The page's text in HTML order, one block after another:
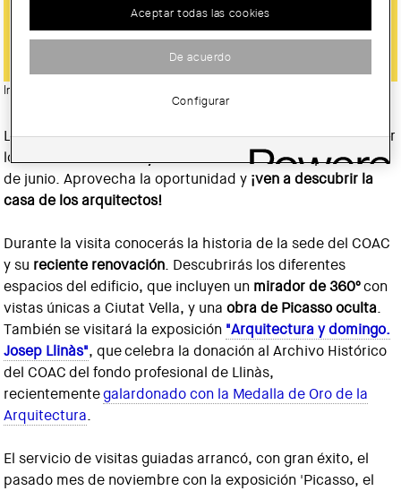
CONOCER LA SEDE DEL COAC Y LA
EXPOSICIÓN DE LLINÀS
Imatge:
Las visitas guiadas a la sede de Barcelona, que tienen lugar
lossábados a las 11 h y a las 12 h, finalizarán el próximo 1
de junio. Aprovecha la oportunidad y ¡ven a descubrir la
casa de los arquitectos!
Durante la visita conocerás la historia de la sede del COAC
y su reciente renovación. Descubrirás los diferentes
espacios del edificio, que incluyen un mirador de 360ºcon
vistas únicas a Ciutat Vella, y unaobra de Picasso oculta.
También se visitará la exposición "Arquitectura y domingo.
Josep Llinàs", que celebra la donación al Archivo Histórico
del COAC del fondo profesional de Llinàs,
recientementegalardonado con la Medalla de Oro de la
Arquitectura.
El servicio de visitas guiadas arrancó, con gran éxito, el
pasado mes de noviembre con la exposición 'Picasso, el
Aceptar todas las cookies
De acuerdo
Configurar